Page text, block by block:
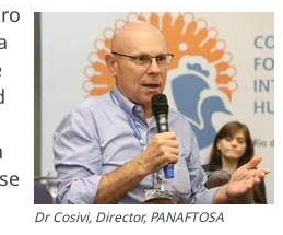
Dr Cosivi, Director, PANAFTOSA